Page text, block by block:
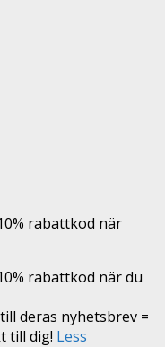
rabattkod när
rabattkod när du
deras nyhetsbrev =
till dig! Less